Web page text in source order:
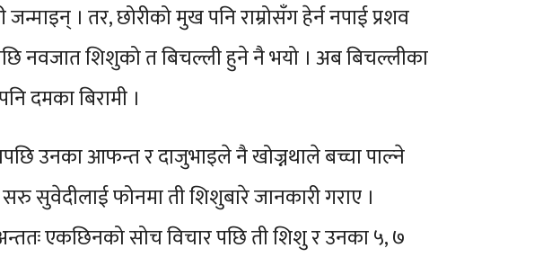
। तर, छोरीको मुख पनि राम्रोसँग हेर्न नपाई प्रशव
नवजात शिशुको त बिचल्ली हुने नै भयो । अब बिचल्लीका
दमका बिरामी ।
उनका आफन्त र दाजुभाइले नै खोज्नथाले बच्चा पाल्ने
सुवेदीलाई फोनमा ती शिशुबारे जानकारी गराए ।
एकछिनको सोच विचार पछि ती शिशु र उनका ५, ७